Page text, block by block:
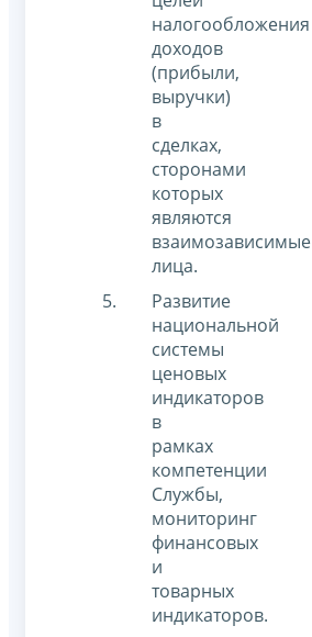
налогообложения
доходов
(прибыли,
выручки)
в
сделках,
сторонами
которых
являются
взаимозависимые
лица.
Развитие
национальной
системы
ценовых
индикаторов
в
рамках
компетенции
Службы,
мониторинг
финансовых
и
товарных
индикаторов.